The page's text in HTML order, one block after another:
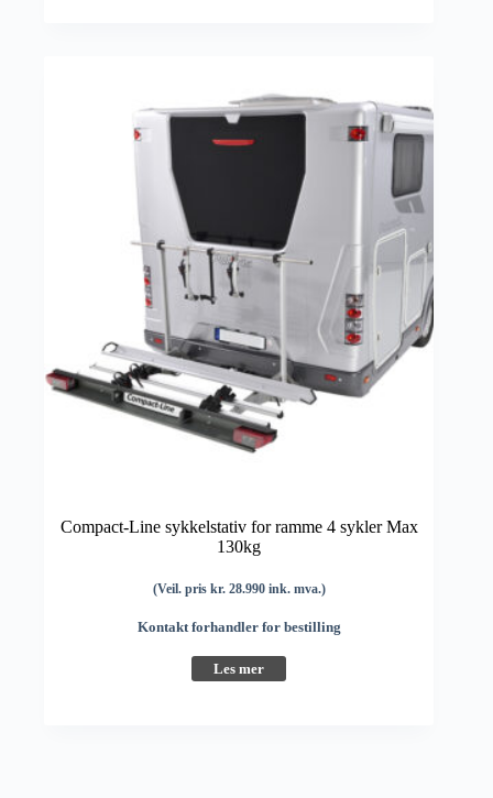
Compact-Line sykkelstativ for ramme 4 sykler Max
130kg
(Veil. pris kr. 28.990 ink. mva.)
Kontakt forhandler for bestilling
Les mer